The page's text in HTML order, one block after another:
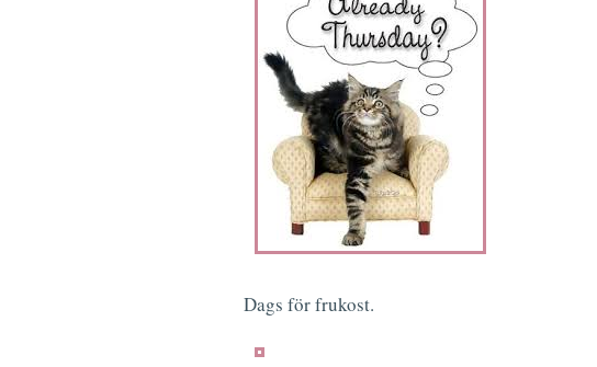
Dags för frukost.